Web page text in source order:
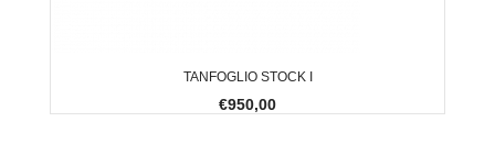
TANFOGLIO STOCK I
€950,00